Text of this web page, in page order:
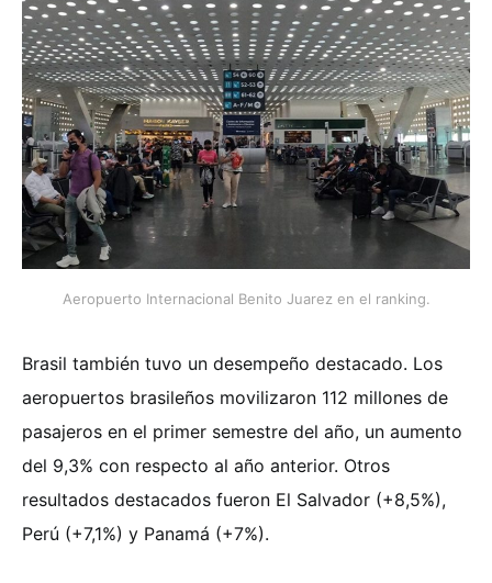
Aeropuerto Internacional Benito Juarez en el ranking.
Brasil también tuvo un desempeño destacado. Los
aeropuertos brasileños movilizaron 112 millones de
pasajeros en el primer semestre del año, un aumento
del 9,3% con respecto al año anterior. Otros
resultados destacados fueron El Salvador (+8,5%),
Perú (+7,1%) y Panamá (+7%).